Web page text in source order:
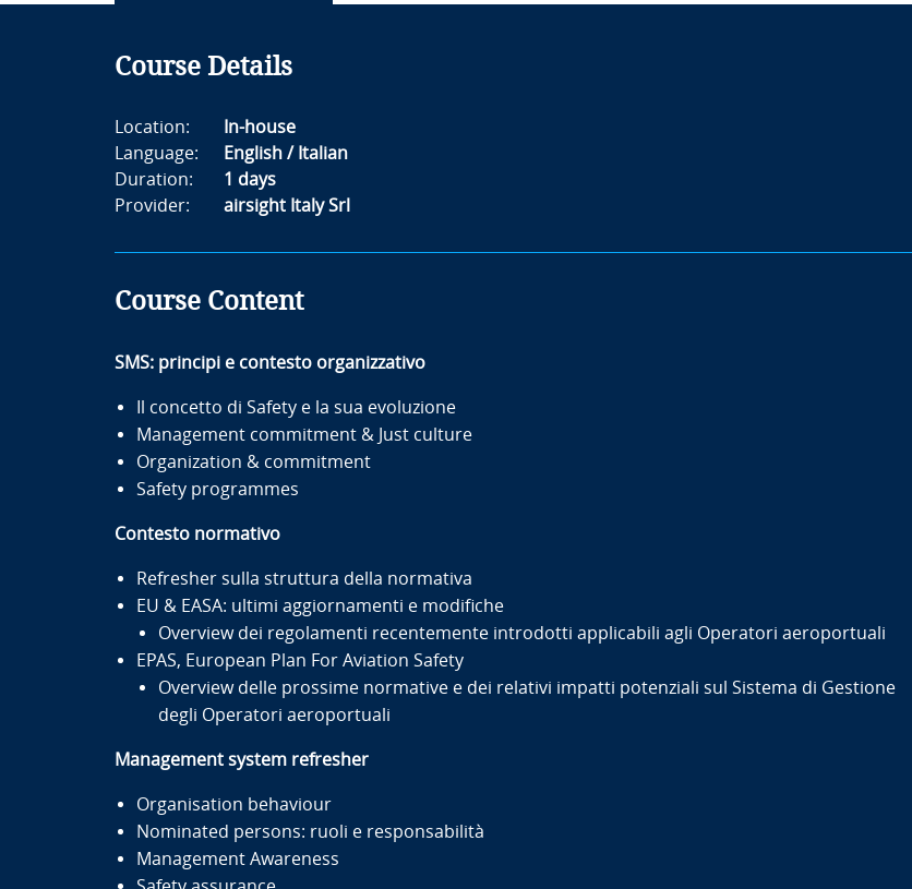
Course Details
Location:
In-house
Language:
English / Italian
Duration:
1 days
Provider:
airsight Italy Srl
Course Content
SMS: principi e contesto organizzativo
Il concetto di Safety e la sua evoluzione
Management commitment & Just culture
Organization & commitment
Safety programmes
Contesto normativo
Refresher sulla struttura della normativa
EU & EASA: ultimi aggiornamenti e modifiche
Overview dei regolamenti recentemente introdotti applicabili agli Operatori aeroportuali
EPAS, European Plan For Aviation Safety
Overview delle prossime normative e dei relativi impatti potenziali sul Sistema di Gestione
degli Operatori aeroportuali
Management system refresher
Organisation behaviour
Nominated persons: ruoli e responsabilità
Management Awareness